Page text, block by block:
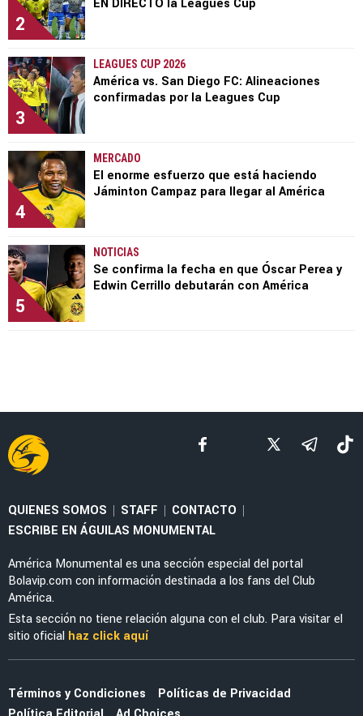
2
3
LEAGUES CUP 2026
América vs. San Diego FC: Alineaciones
confirmadas por la Leagues Cup
4
MERCADO
El enorme esfuerzo que está haciendo
Jáminton Campaz para llegar al América
5
NOTICIAS
Se confirma la fecha en que Óscar Perea y
Edwin Cerrillo debutarán con América
QUIENES SOMOS | STAFF | CONTACTO |
ESCRIBE EN ÁGUILAS MONUMENTAL
América Monumental es una sección especial del portal
Bolavip.com con información destinada a los fans del Club
América.
Esta sección no tiene relación alguna con el club. Para visitar el
sitio oficial haz click aquí
Términos y Condiciones
Políticas de Privacidad